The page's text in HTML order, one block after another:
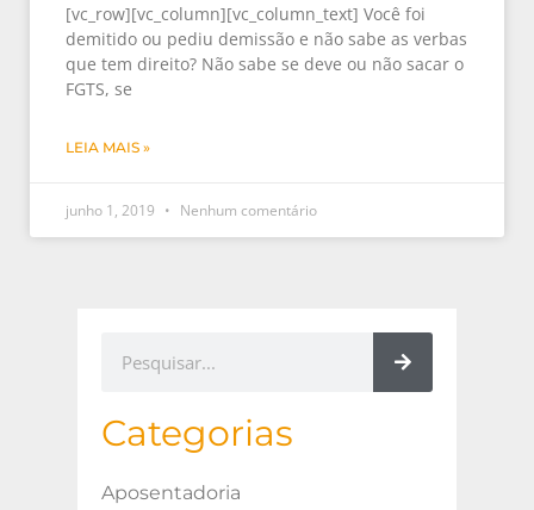
[vc_row][vc_column][vc_column_text] Você foi
demitido ou pediu demissão e não sabe as verbas
que tem direito? Não sabe se deve ou não sacar o
FGTS, se
LEIA MAIS »
junho 1, 2019 Nenhum comentário
Categorias
Aposentadoria